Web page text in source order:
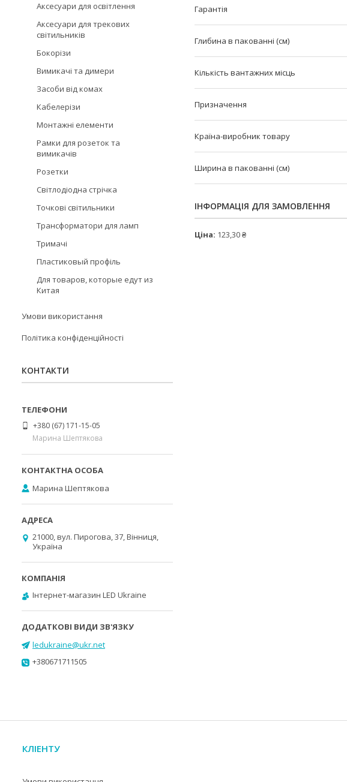
Гарантія
Глибина в пакованні (см)
Кількість вантажних місць
Призначення
Країна-виробник товару
Ширина в пакованні (см)
ІНФОРМАЦІЯ ДЛЯ ЗАМОВЛЕННЯ
Ціна: 123,30 ₴
Аксесуари для освітлення
Аксесуари для трекових
світильників
Бокорізи
Вимикачі та димери
Засоби від комах
Кабелерізи
Монтажні елементи
Рамки для розеток та
вимикачів
Розетки
Світлодіодна стрічка
Точкові світильники
Трансформатори для ламп
Тримачі
Пластиковый профіль
Для товаров, которые едут из
Китая
Умови використання
Політика конфіденційності
КОНТАКТИ
+380 (67) 171-15-05
Марина Шептякова
Марина Шептякова
21000, вул. Пирогова, 37, Вінниця,
Україна
Інтернет-магазин LED Ukraine
ledukraine@ukr.net
+380671711505
КЛІЕНТУ